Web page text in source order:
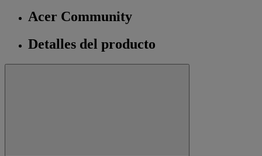
Acer Community
Detalles del producto